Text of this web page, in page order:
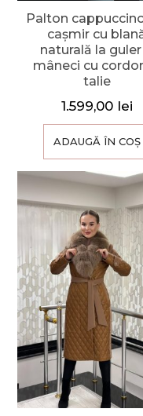
Palton
cașmir cu
naturală la guler
mâneci cu
talie
1.599,00 lei
ADAUGĂ ÎN COȘ